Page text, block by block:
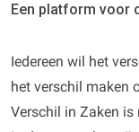
Een platform voor
Iedereen wil het
het verschil maken
Verschil in Zaken is